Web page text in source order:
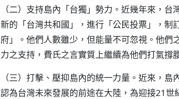
（二）支持島內「台獨」勢力。近幾年來，
新的「台灣共和國」，進行「公民投票」，
府」。他們人數雖少，但能量不可忽視。他
力之支持，費氏之言實質上繼續為他們打氣撐
（三）打擊、壓抑島內的統一力量。近來，
認為台灣未來發展的前途在大陸，為迎接21